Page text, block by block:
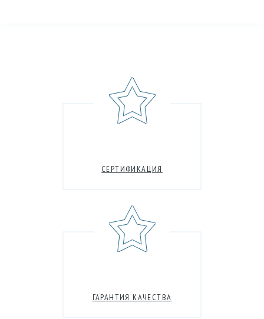
СЕРТИФИКАЦИЯ
ГАРАНТИЯ КАЧЕСТВА